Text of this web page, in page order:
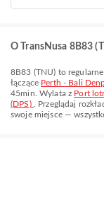
O TransNusa 8B83
8B83 (TNU) to
łączące Perth - Bali
45min . Wylata z Port
(DPS)
. Przeglądaj
swoje miejsce —